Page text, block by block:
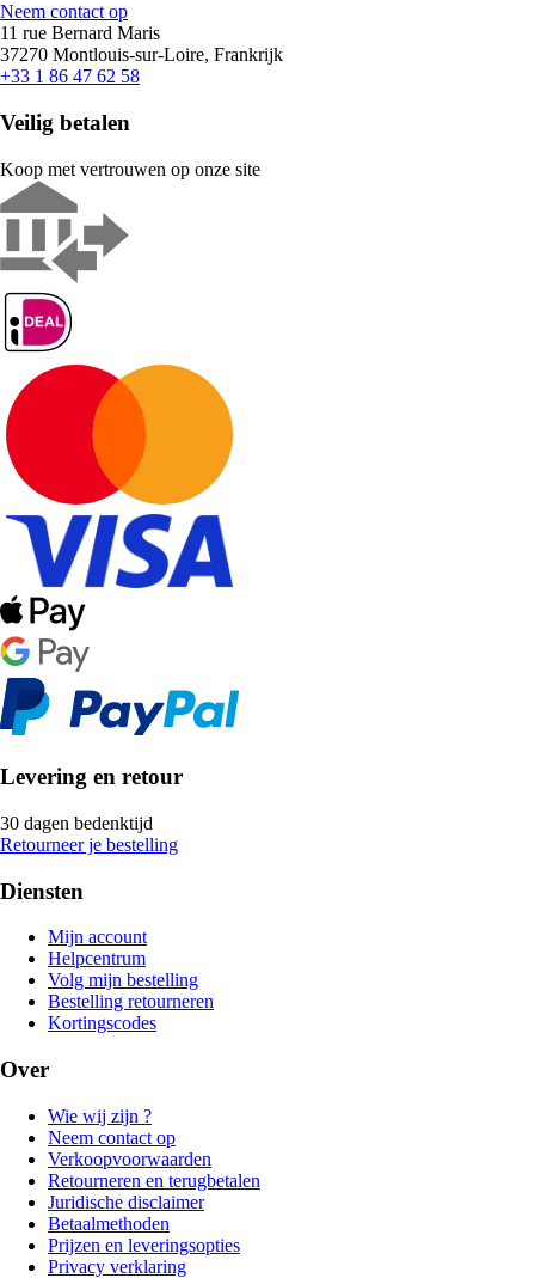
Neem contact op
11 rue Bernard Maris
37270 Montlouis-sur-Loire, Frankrijk
+33 1 86 47 62 58
Veilig betalen
Koop met vertrouwen op onze site
Levering en retour
30 dagen bedenktijd
Retourneer je bestelling
Diensten
Mijn account
Helpcentrum
Volg mijn bestelling
Bestelling retourneren
Kortingscodes
Over
Wie wij zijn ?
Neem contact op
Verkoopvoorwaarden
Retourneren en terugbetalen
Juridische disclaimer
Betaalmethoden
Prijzen en leveringsopties
Privacy verklaring